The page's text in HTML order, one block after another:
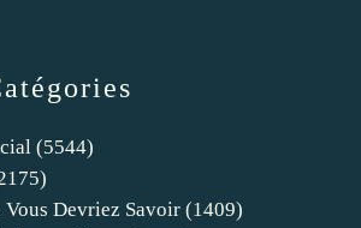
(5544)
Vous Devriez Savoir (1409)